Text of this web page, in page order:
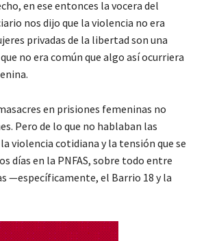
en ese entonces la vocera del
nos dijo que la violencia no era
privadas de la libertad son una
no era común que algo así ocurriera
en prisiones femeninas no
Pero de lo que no hablaban las
violencia cotidiana y la tensión que se
días en la PNFAS, sobre todo entre
—específicamente, el Barrio 18 y la